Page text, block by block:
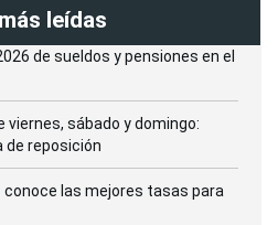
leídas
de sueldos y pensiones en el
viernes, sábado y domingo:
de reposición
conoce las mejores tasas para